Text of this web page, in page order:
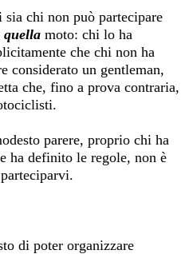
sia chi non può partecipare
quella moto: chi lo ha
che chi non ha
considerato un gentleman,
che, fino a prova contraria,
parere, proprio chi ha
ha definito le regole, non è
di poter organizzare